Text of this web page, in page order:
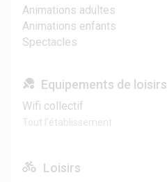
Animations adultes
Animations enfants
Spectacles
Equipements de loisirs
Wifi collectif
Tout l'établissement
Loisirs